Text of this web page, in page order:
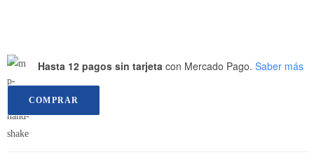
Hasta 12 pagos sin tarjeta con Mercado Pago. Saber más
COMPRAR